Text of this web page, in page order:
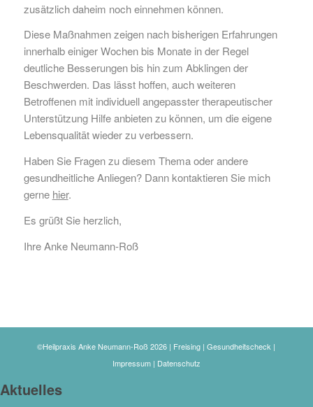
zusätzlich daheim noch einnehmen können.
Diese Maßnahmen zeigen nach bisherigen Erfahrungen
innerhalb einiger Wochen bis Monate in der Regel
deutliche Besserungen bis hin zum Abklingen der
Beschwerden. Das lässt hoffen, auch weiteren
Betroffenen mit individuell angepasster therapeutischer
Unterstützung Hilfe anbieten zu können, um die eigene
Lebensqualität wieder zu verbessern.
Haben Sie Fragen zu diesem Thema oder andere
gesundheitliche Anliegen? Dann kontaktieren Sie mich
gerne hier.
Es grüßt Sie herzlich,
Ihre Anke Neumann-Roß
©Heilpraxis Anke Neumann-Roß 2026 | Freising | Gesundheitscheck |
Impressum| Datenschutz
Aktuelles